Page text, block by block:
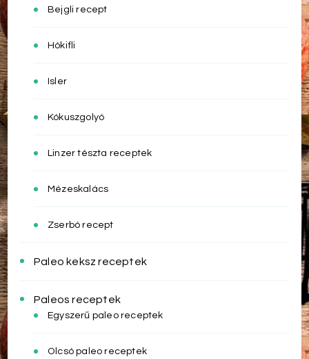
Bejgli recept
Hókifli
Isler
Kókuszgolyó
Linzer tészta receptek
Mézeskalács
Zserbó recept
Paleo keksz receptek
Paleos receptek
Egyszerű paleo receptek
Olcsó paleo receptek